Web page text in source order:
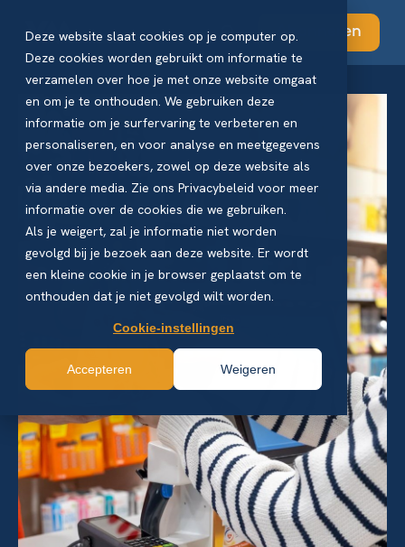
Deze website slaat cookies op je computer op.
Deze cookies worden gebruikt om informatie te
verzamelen over hoe je met onze website omgaat
en om je te onthouden. We gebruiken deze
informatie om je surfervaring te verbeteren en
personaliseren, en voor analyse en meetgegevens
over onze bezoekers, zowel op deze website als
via andere media. Zie ons Privacybeleid voor meer
informatie over de cookies die we gebruiken.
Als je weigert, zal je informatie niet worden
gevolgd bij je bezoek aan deze website. Er wordt
een kleine cookie in je browser geplaatst om te
onthouden dat je niet gevolgd wilt worden.
Cookie-instellingen
Accepteren Weigeren
Abonneren